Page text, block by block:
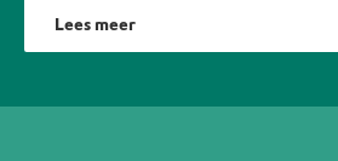
Lees meer